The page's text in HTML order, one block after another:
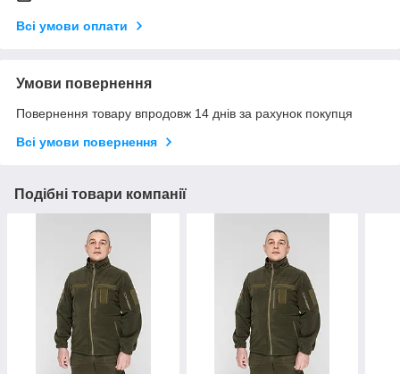
Всі умови оплати
Умови повернення
Повернення товару впродовж 14 днів за рахунок покупця
Всі умови повернення
Подібні товари компанії